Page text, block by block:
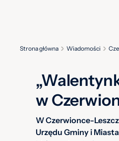
Wiadomości
Strona główna
w
W Czerwionce-
Urzędu Gminy i